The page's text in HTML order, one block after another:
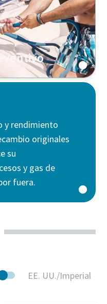
y rendimiento
originales
su
y gas de
fuera.
EE. UU./Imperial